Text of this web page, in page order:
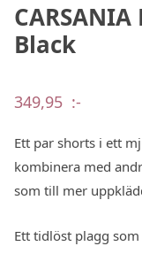
CARSANIA
Black
349,95 :-
Ett par shorts i ett
kombinera med
som till mer
Ett tidlöst plagg